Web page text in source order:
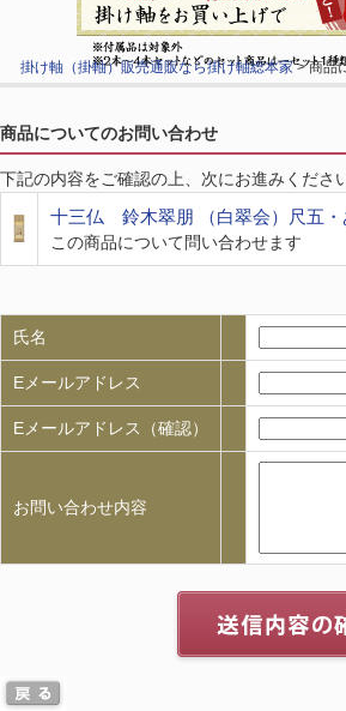
掛け軸（掛軸）販売通販なら掛け軸総本家> 商品
商品についてのお問い合わせ
下記の内容をご確認の上、次にお進みください
十三仏 鈴木翠朋 （白翠会）尺五・
この商品について問い合わせます
氏名
Eメールアドレス
Eメールアドレス（確認）
お問い合わせ内容